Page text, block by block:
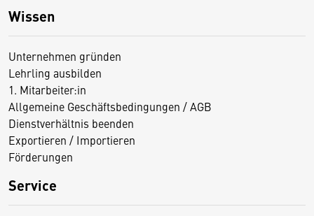
Wissen
Unternehmen gründen
Lehrling ausbilden
1. Mitarbeiter:in
Allgemeine Geschäftsbedingungen / AGB
Dienstverhältnis beenden
Exportieren / Importieren
Förderungen
Service